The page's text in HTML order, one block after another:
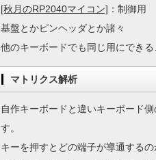
[秋月のRP2040マイコン] ：制御用
基盤とかピンヘッダとか諸々
他のキーボードでも同じ用にでき
マトリクス解析
自作キーボードと違いキーボード
す。
キーを押すとどの端子が導通する